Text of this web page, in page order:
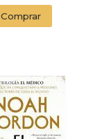
Comprar